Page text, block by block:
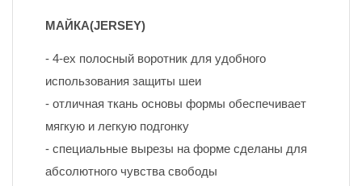
МАЙКА(JERSEY)
- 4-ех полосный воротник для удобного
использования защиты шеи
- отличная ткань основы формы обеспечивает
мягкую и легкую подгонку
- специальные вырезы на форме сделаны для
абсолютного чувства свободы